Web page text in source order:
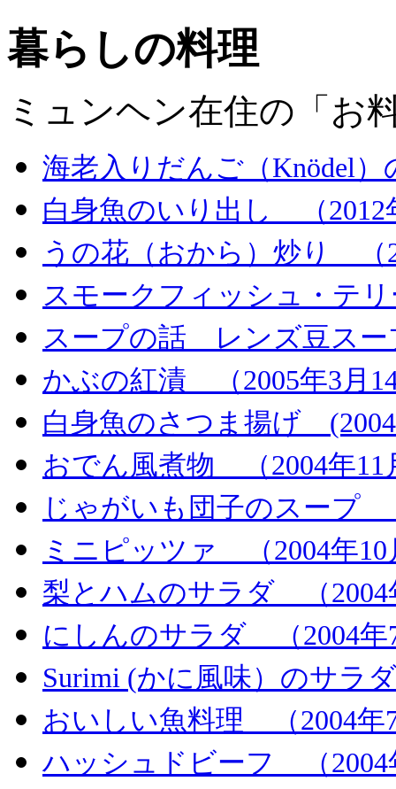
暮らしの料理
ミュンヘン在住の「お
海老入りだんご（Knödel）
白身魚のいり出し （2012
うの花（おから）炒り （
スモークフィッシュ・テ
スープの話 レンズ豆スー
かぶの紅漬 （2005年3月
白身魚のさつま揚げ (2004
おでん風煮物 （2004年11
じゃがいも団子のスープ
ミニピッツァ （2004年10
梨とハムのサラダ （2004
にしんのサラダ （2004年
Surimi (かに風味）のサラ
おいしい魚料理 （2004年
ハッシュドビーフ （2004